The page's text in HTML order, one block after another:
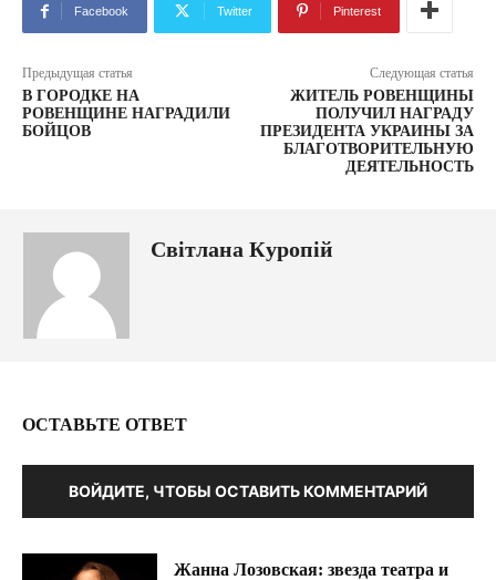
Facebook Twitter Pinterest
Предыдущая статья
В ГОРОДКЕ НА
РОВЕНЩИНЕ НАГРАДИЛИ
БОЙЦОВ
Следующая статья
ЖИТЕЛЬ РОВЕНЩИНЫ
ПОЛУЧИЛ НАГРАДУ
ПРЕЗИДЕНТА УКРАИНЫ ЗА
БЛАГОТВОРИТЕЛЬНУЮ
ДЕЯТЕЛЬНОСТЬ
Світлана Куропій
ОСТАВЬТЕ ОТВЕТ
ВОЙДИТЕ, ЧТОБЫ ОСТАВИТЬ КОММЕНТАРИЙ
Жанна Лозовская: звезда театра и